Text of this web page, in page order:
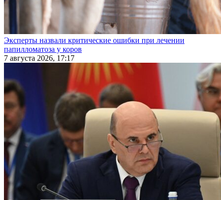
Эксперты назвали критические ошибки при лечении
папилломатоза у коров
7 августа 2026, 17:17